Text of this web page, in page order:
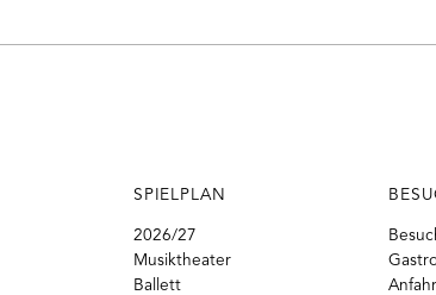
SPIELPLAN
2026/27
Musiktheater
Ballett